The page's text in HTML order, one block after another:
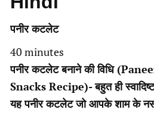
पनीर कटलेट
40 minutes
minutes
पनीर कटलेट बनाने की विधि
Snacks Recipe)- बहुत ही
यह पनीर कटलेट जो आपके शाम के